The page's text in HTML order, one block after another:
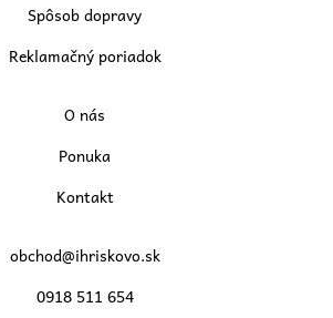
Spôsob dopravy
Reklamačný poriadok
O nás
Ponuka
Kontakt
obchod@ihriskovo.sk
0918 511 654